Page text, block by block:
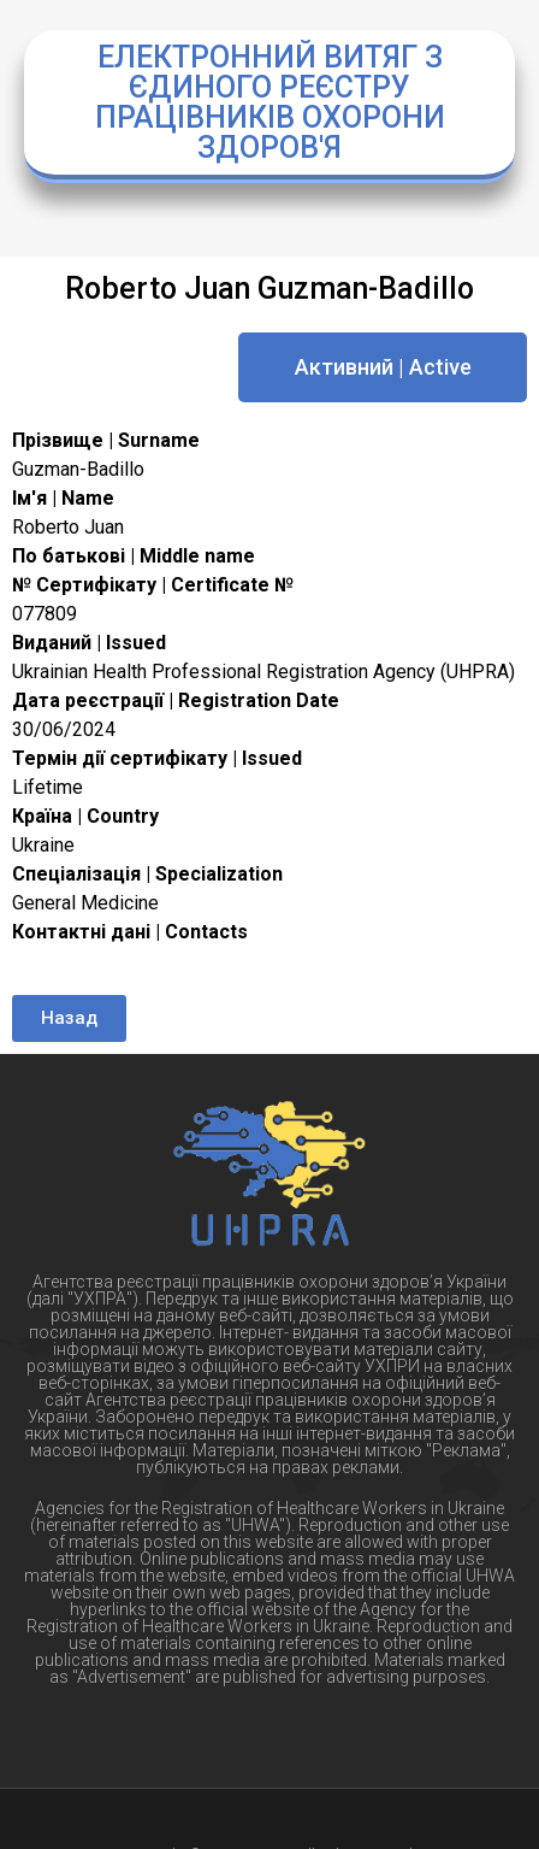
ЕЛЕКТРОННИЙ ВИТЯГ З
ЄДИНОГО РЕЄСТРУ
ПРАЦІВНИКІВ ОХОРОНИ
ЗДОРОВ'Я
Roberto Juan Guzman-Badillo
Активний | Active
Прізвище | Surname
Guzman-Badillo
Ім'я | Name
Roberto Juan
По батькові | Middle name
№ Сертифікату | Certificate №
077809
Виданий | Issued
Ukrainian Health Professional Registration Agency (UHPRA)
Дата реєстрації | Registration Date
30/06/2024
Термін дії сертифікату | Issued
Lifetime
Країна | Country
Ukraine
Спеціалізація | Specialization
General Medicine
Контактні дані | Contacts
Назад
Агентства реєстрації працівників охорони здоров’я України
(далі "УХПРА"). Передрук та інше використання матеріалів, що
розміщені на даному веб-сайті, дозволяється за умови
посилання на джерело. Інтернет- видання та засоби масової
інформації можуть використовувати матеріали сайту,
розміщувати відео з офіційного веб-сайту УХПРИ на власних
веб-сторінках, за умови гіперпосилання на офіційний веб-
сайт Агентства реєстрації працівників охорони здоров’я
України. Заборонено передрук та використання матеріалів, у
яких міститься посилання на інші інтернет-видання та засоби
масової інформації. Матеріали, позначені міткою "Реклама",
публікуються на правах реклами.
Agencies for the Registration of Healthcare Workers in Ukraine
(hereinafter referred to as "UHWA"). Reproduction and other use
of materials posted on this website are allowed with proper
attribution. Online publications and mass media may use
materials from the website, embed videos from the official UHWA
website on their own web pages, provided that they include
hyperlinks to the official website of the Agency for the
Registration of Healthcare Workers in Ukraine. Reproduction and
use of materials containing references to other online
publications and mass media are prohibited. Materials marked
as "Advertisement" are published for advertising purposes.